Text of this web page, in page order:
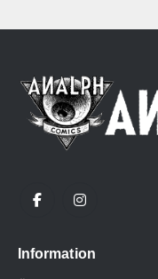
Information